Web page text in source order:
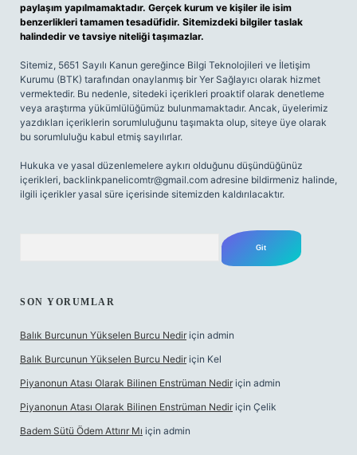
paylaşım yapılmamaktadır. Gerçek kurum ve kişiler ile isim
benzerlikleri tamamen tesadüfidir. Sitemizdeki bilgiler taslak
halindedir ve tavsiye niteliği taşımazlar.
Sitemiz, 5651 Sayılı Kanun gereğince Bilgi Teknolojileri ve İletişim
Kurumu (BTK) tarafından onaylanmış bir Yer Sağlayıcı olarak hizmet
vermektedir. Bu nedenle, sitedeki içerikleri proaktif olarak denetleme
veya araştırma yükümlülüğümüz bulunmamaktadır. Ancak, üyelerimiz
yazdıkları içeriklerin sorumluluğunu taşımakta olup, siteye üye olarak
bu sorumluluğu kabul etmiş sayılırlar.
Hukuka ve yasal düzenlemelere aykırı olduğunu düşündüğünüz
içerikleri, backlinkpanelicomtr@gmail.com adresine bildirmeniz halinde,
ilgili içerikler yasal süre içerisinde sitemizden kaldırılacaktır.
SON YORUMLAR
Balık Burcunun Yükselen Burcu Nedir için admin
Balık Burcunun Yükselen Burcu Nedir için Kel
Piyanonun Atası Olarak Bilinen Enstrüman Nedir için admin
Piyanonun Atası Olarak Bilinen Enstrüman Nedir için Çelik
Badem Sütü Ödem Attırır Mı için admin